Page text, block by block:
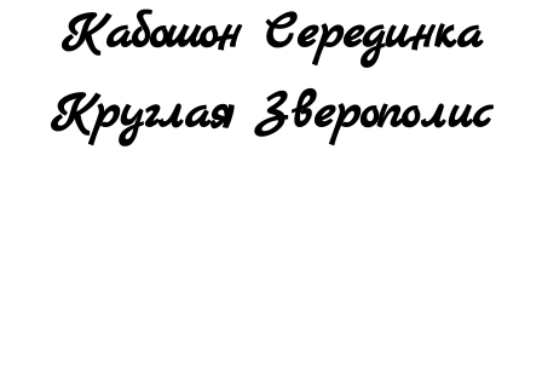
Кабошон Серединка
Круглая Зверополис